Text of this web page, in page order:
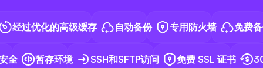
优化的高级缓存 自动备份 专用防火墙 免费备份
暂存环境 SSH和SFTP访问 免费 SSL 证书 30